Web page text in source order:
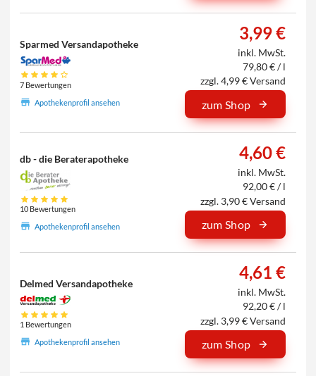
Sparmed Versandapotheke
7 Bewertungen
Apothekenprofil ansehen
3,99 €
inkl. MwSt.
79,80 € / l
zzgl. 4,99 € Versand
zum Shop
db - die Beraterapotheke
10 Bewertungen
Apothekenprofil ansehen
4,60 €
inkl. MwSt.
92,00 € / l
zzgl. 3,90 € Versand
zum Shop
Delmed Versandapotheke
1 Bewertungen
Apothekenprofil ansehen
4,61 €
inkl. MwSt.
92,20 € / l
zzgl. 3,99 € Versand
zum Shop